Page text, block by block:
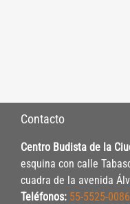
Contacto
Centro Budista de la
esquina con calle
cuadra de la avenida
Teléfonos: 55-5525-0086